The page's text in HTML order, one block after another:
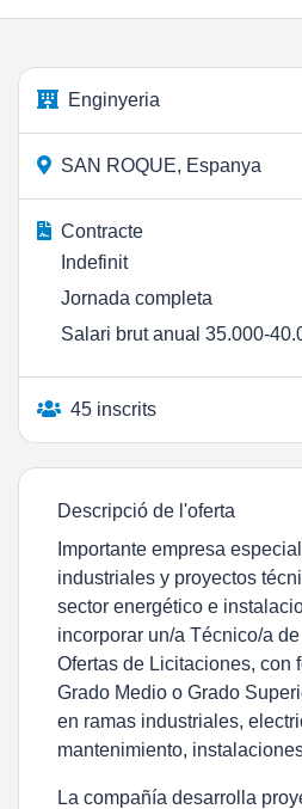
Enginyeria
SAN ROQUE, Espanya
Contracte
Indefinit
Jornada completa
Salari brut anual 35.000-
45 inscrits
Descripció de l'oferta
Importante empresa
industriales y proyectos
sector energético e
incorporar un/a Técnico/a
Ofertas de Licitaciones, con
Grado Medio o Grado
en ramas industriales,
mantenimiento,
La compañía desarrolla